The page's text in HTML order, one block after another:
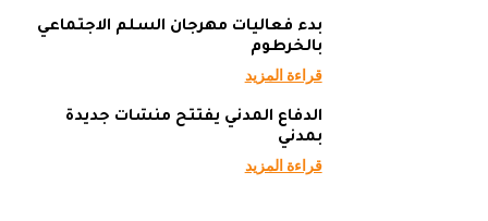
بدء فعاليات مهرجان السلم الاجتماعي
بالخرطوم
قراءة المزيد
الدفاع المدني يفتتح منشآت جديدة
بمدني
قراءة المزيد